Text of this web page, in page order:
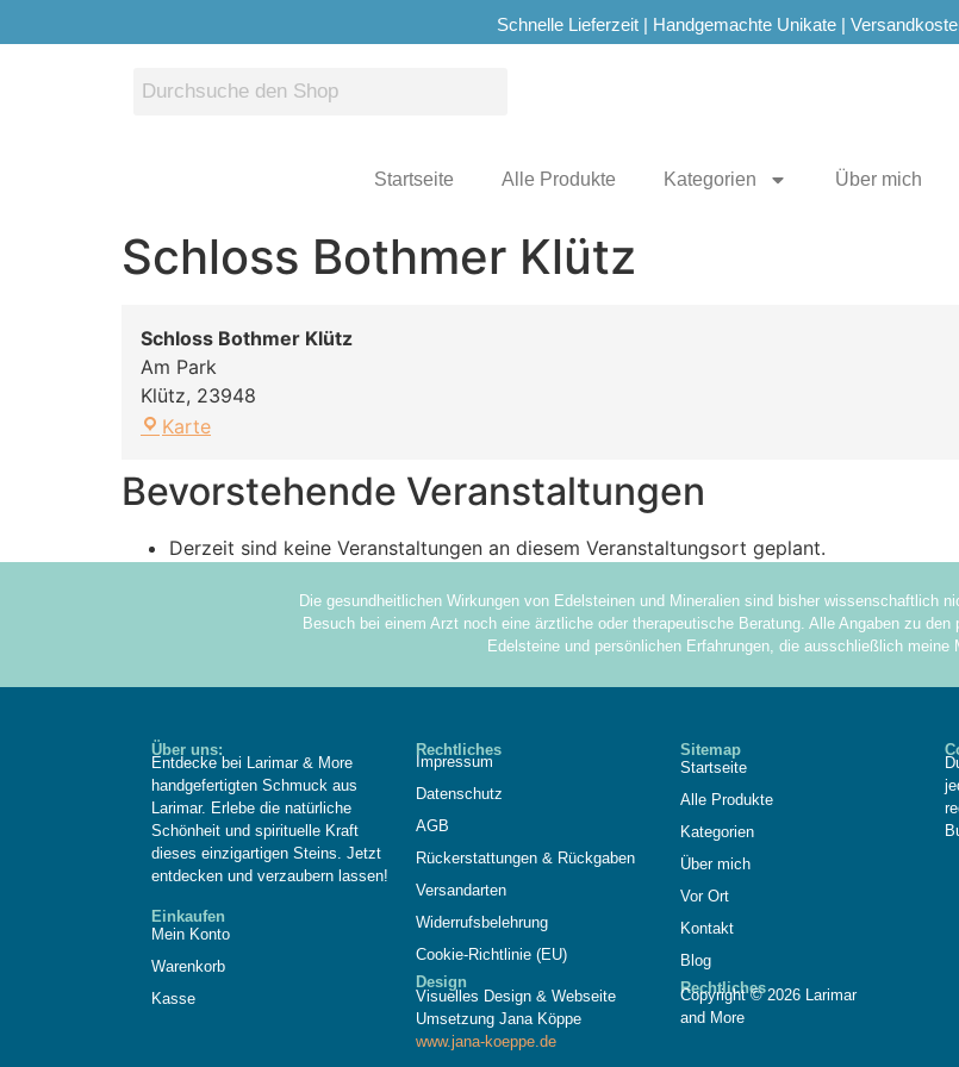
Schnelle Lieferzeit | Handgemachte Unikate |
Startseite Alle Produkte Kategorien Über mich
Schloss Bothmer Klütz
Schloss Bothmer Klütz
Am Park
Klütz, 23948
Karte
Bevorstehende Veranstaltungen
Derzeit sind keine Veranstaltungen an diesem Veranstaltungsort geplant.
Die gesundheitlichen Wirkungen von Edelsteinen und Mineralien sind bisher wissenschaftlich
Besuch bei einem Arzt noch eine ärztliche oder therapeutische Beratung. Alle Angaben zu
Edelsteine und persönlichen Erfahrungen, die ausschließlich meine
Über uns:
Entdecke bei Larimar & More
handgefertigten Schmuck aus
Larimar. Erlebe die natürliche
Schönheit und spirituelle Kraft
dieses einzigartigen Steins. Jetzt
entdecken und verzaubern lassen!
Einkaufen
Mein Konto
Warenkorb
Kasse
Rechtliches
Impressum
Datenschutz
AGB
Rückerstattungen & Rückgaben
Versandarten
Widerrufsbelehrung
Cookie-Richtlinie (EU)
Design
Visuelles Design & Webseite
Umsetzung Jana Köppe
www.jana-koeppe.de
Sitemap
Startseite
Alle Produkte
Kategorien
Über mich
Vor Ort
Kontakt
Blog
Rechtliches
Copyright © 2026 Larimar
and More